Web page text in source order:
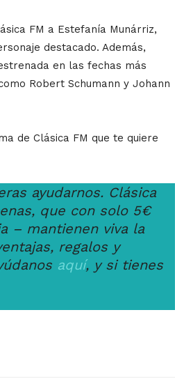
FM a Estefanía Munárriz,
destacado. Además,
en las fechas más
Robert Schumann y Johann
de Clásica FM que te quiere
ayudarnos. Clásica
que con solo 5€
– mantienen viva la
regalos y
aquí, y si tienes